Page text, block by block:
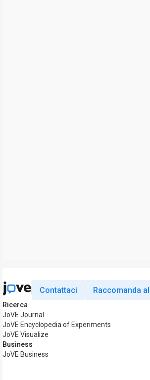
Contattaci Raccomanda
Ricerca
JoVE Journal
JoVE Encyclopedia of Experiments
JoVE Visualize
Business
JoVE Business